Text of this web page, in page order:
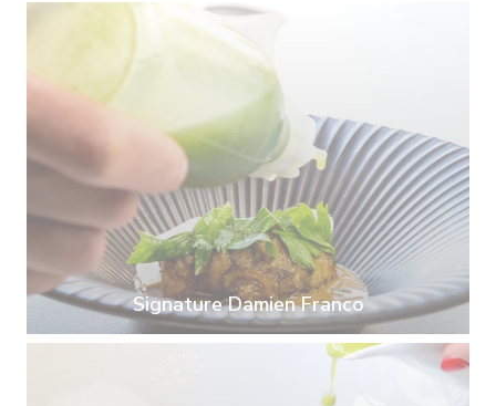
Signature Damien Franco